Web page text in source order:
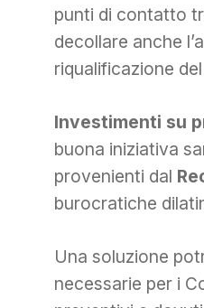
punti di contatto
decollare anche
riqualificazione
Investimenti su
buona iniziativa
provenienti dal
burocratiche
Una soluzione
necessarie per i